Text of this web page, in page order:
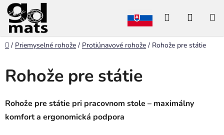
Prejsť
na
obsah
Hľadať
Domov
/ Priemyselné rohože / Protiúnavové rohože / Rohože pre státie
Rohože pre státie
Rohože pre státie pri pracovnom stole – maximálny
komfort a ergonomická podpora